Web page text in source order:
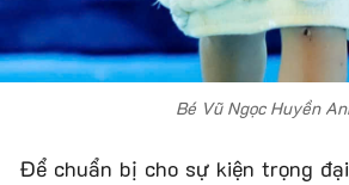
Bé Vũ Ngọc Huyền
Để chuẩn bị cho sự kiện trọng